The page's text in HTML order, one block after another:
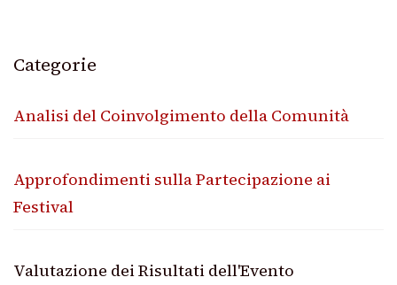
Categorie
Analisi del Coinvolgimento della Comunità
Approfondimenti sulla Partecipazione ai
Festival
Valutazione dei Risultati dell'Evento